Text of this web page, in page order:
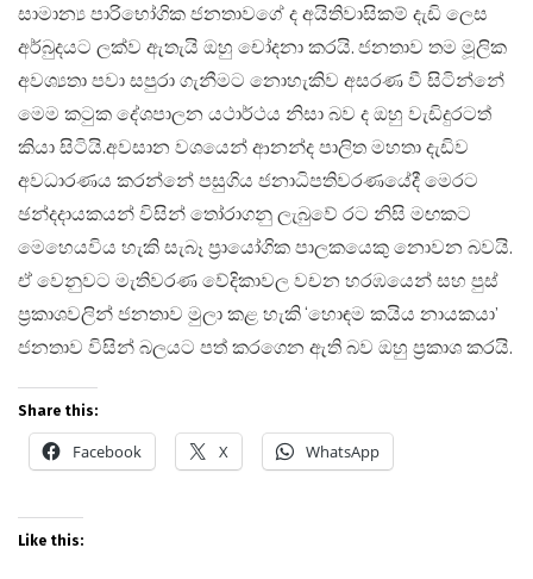
සාමාන්‍ය පාරිභෝගික ජනතාවගේ ද අයිතිවාසිකම් දැඩි ලෙස
අර්බුදයට ලක්ව ඇතැයි ඔහු චෝදනා කරයි. ජනතාව තම මූලික
අවශ්‍යතා පවා සපුරා ගැනීමට නොහැකිව අසරණ වී සිටින්නේ
මෙම කටුක දේශපාලන යථාර්ථය නිසා බව ද ඔහු වැඩිදුරටත්
කියා සිටියි.​අවසාන වශයෙන් ආනන්ද පාලිත මහතා දැඩිව
අවධාරණය කරන්නේ පසුගිය ජනාධිපතිවරණයේදී මෙරට
ඡන්දදායකයන් විසින් තෝරාගනු ලැබුවේ රට නිසි මඟකට
මෙහෙයවිය හැකි සැබෑ ප්‍රායෝගික පාලකයෙකු නොවන බවයි.
ඒ වෙනුවට මැතිවරණ වේදිකාවල වචන හරඹයෙන් සහ පුස්
ප්‍රකාශවලින් ජනතාව මුලා කළ හැකි ‘හොඳම කයිය නායකයා’
ජනතාව විසින් බලයට පත් කරගෙන ඇති බව ඔහු ප්‍රකාශ කරයි.
Share this:
Facebook X WhatsApp
Like this: